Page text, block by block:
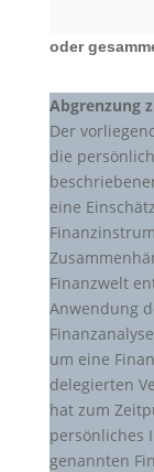
oder
Abgrenzung
Der
die
eine
Finanzwelt
Anwendung
um eine
delegierten
hat zum
persönliches
genannten